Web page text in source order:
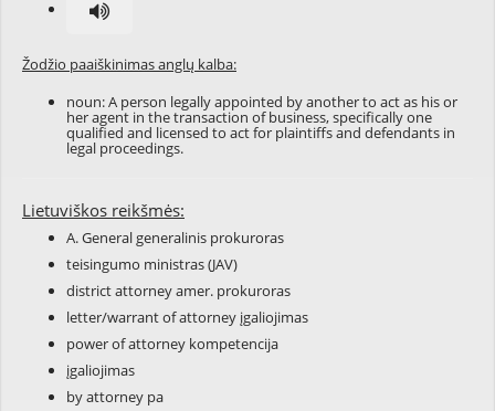
Žodžio paaiškinimas anglų kalba:
noun: A person legally appointed by another to act as his or
her agent in the transaction of business, specifically one
qualified and licensed to act for plaintiffs and defendants in
legal proceedings.
Lietuviškos reikšmės:
A. General generalinis prokuroras
teisingumo ministras (JAV)
district attorney amer. prokuroras
letter/warrant of attorney įgaliojimas
power of attorney kompetencija
įgaliojimas
by attorney pa